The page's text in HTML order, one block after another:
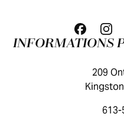
INFORMATIONS
209